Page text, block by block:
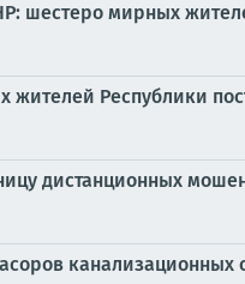
шестеро мирных
Республики
дистанционных